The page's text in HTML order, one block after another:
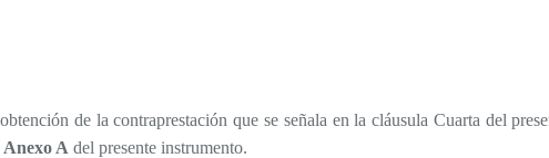
de la contraprestación que se señala en la cláusula Cuarta del
Anexo A del presente instrumento.